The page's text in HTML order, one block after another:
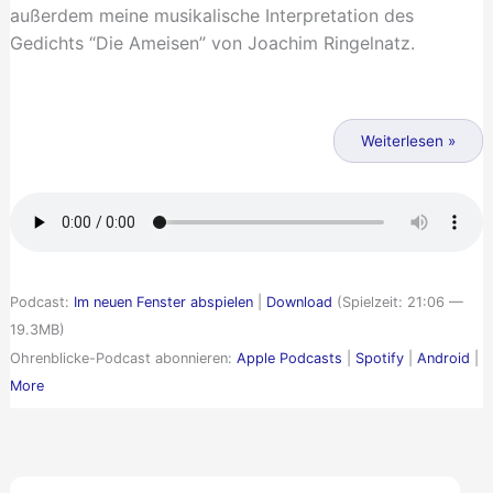
außerdem meine musikalische Interpretation des
Gedichts “Die Ameisen” von Joachim Ringelnatz.
Weiterlesen »
Podcast: Im neuen Fenster abspielen| Download (Spielzeit: 21:06 —
19.3MB)
Ohrenblicke-Podcast abonnieren: Apple Podcasts Spotify| Android
More